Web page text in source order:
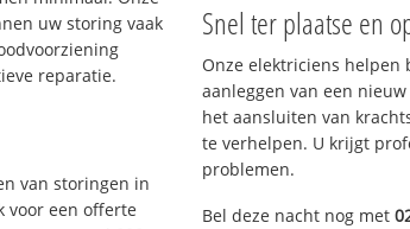
uw storing vaak
reparatie.
van storingen in
voor een offerte
Snel ter plaatse en
Onze elektriciens
aanleggen van een
het aansluiten van
te verhelpen. U krijgt
problemen.
Bel deze nacht nog met